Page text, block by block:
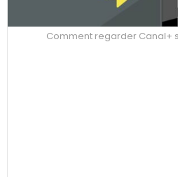
Comment regarder Canal+